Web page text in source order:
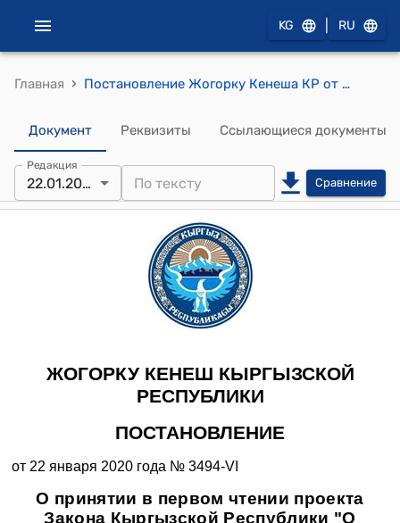
KG RU
Главная › Постановление Жогорку Кенеша КР от 22 января 2020 года № 3494-VI "О принятии в первом чтении проекта Закона Кыргызской Республики "О внесении изменений в некоторые законодательные акты Кыргызской Республики (в части создания специальных регулятивных режимов)"
Документ Реквизиты Ссылающиеся документы
Редакция
22.01.2020 Сравнение